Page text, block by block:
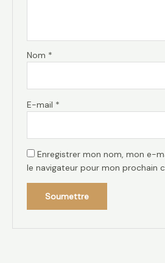
Nom *
E-mail *
Enregistrer mon nom, mon e-
le navigateur pour mon prochain